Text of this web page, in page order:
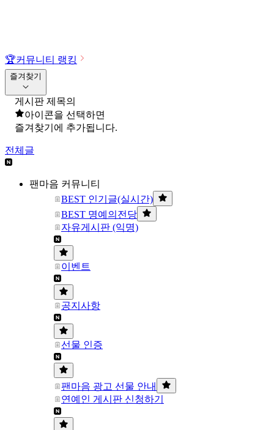
🏆커뮤니티 랭킹
즐겨찾기
게시판 제목의
아이콘을 선택하면
즐겨찾기에 추가됩니다.
전체글
팬마음 커뮤니티
BEST 인기글(실시간)
BEST 명예의전당
자유게시판 (익명)
이벤트
공지사항
선물 인증
팬마음 광고 선물 안내
연예인 게시판 신청하기